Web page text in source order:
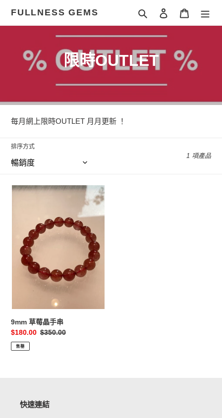
內
FULLNESS GEMS 搜尋 登入 購物車
商
品
系
列
限時OUTLET
每月網上限時OUTLET 月月更新 ！
排序方式
1 項產品
9mm
9mm 草莓晶手串
售
價
$180.00 定
$350.00
售罄
快速連結